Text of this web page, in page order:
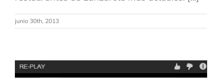
junio 30th, 2013